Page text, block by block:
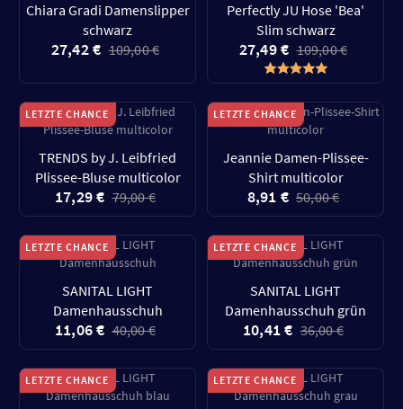
Chiara Gradi Damenslipper
schwarz
27,42 € 109,00 €
Perfectly JU Hose 'Bea'
Slim schwarz
27,49 € 109,00 €
LETZTE CHANCE
TRENDS by J. Leibfried
Plissee-Bluse multicolor
17,29 € 79,00 €
LETZTE CHANCE
Jeannie Damen-Plissee-
Shirt multicolor
8,91 € 50,00 €
LETZTE CHANCE
SANITAL LIGHT
Damenhausschuh
11,06 € 40,00 €
LETZTE CHANCE
SANITAL LIGHT
Damenhausschuh grün
10,41 € 36,00 €
LETZTE CHANCE LETZTE CHANCE